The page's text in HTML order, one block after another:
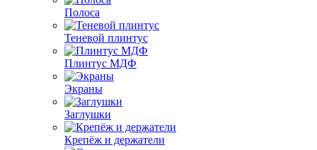
Полоса
Теневой плинтус
Плинтус МДФ
Экраны
Заглушки
Крепёж и держатели